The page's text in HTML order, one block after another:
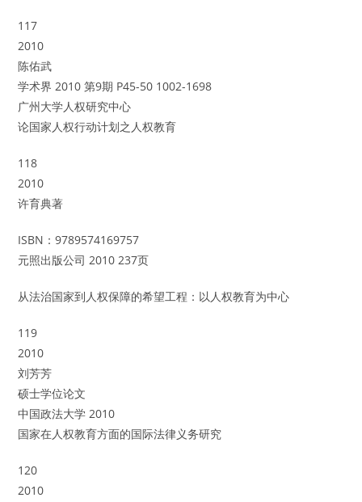
117
2010
陈佑武
学术界 2010 第9期 P45-50 1002-1698
广州大学人权研究中心
论国家人权行动计划之人权教育
118
2010
许育典著
ISBN：9789574169757
元照出版公司 2010 237页
从法治国家到人权保障的希望工程：以人权教育为中心
119
2010
刘芳芳
硕士学位论文
中国政法大学 2010
国家在人权教育方面的国际法律义务研究
120
2010